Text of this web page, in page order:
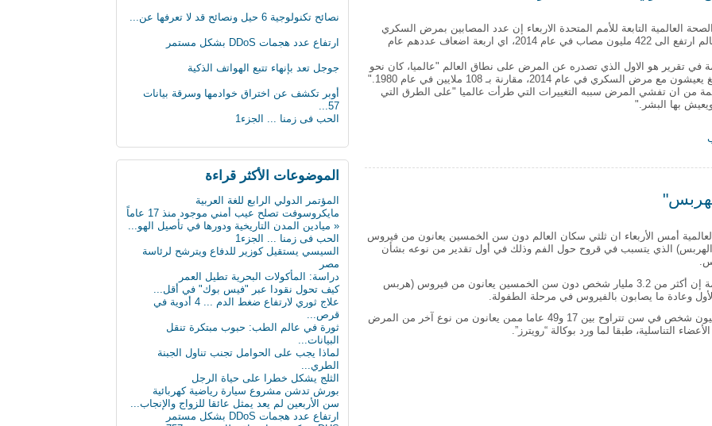
العالمية التابعة للأمم المتحدة الاربعاء إن عدد المصابين بمرض السكري
على نطاق العالم ارتفع الى 422 مليون مصاب في عام 2014، اي اربعة اضعاف عددهم عام
في تقرير هو الاول الذي تصدره عن المرض على نطاق العالم "عالميا، كان نحو
من ان تفشي المرض سببه التغييرات التي طرأت عالميا "على الطرق التي
بها البشر."
أمس الأربعاء ان ثلثي سكان العالم دون سن الخمسين يعانون من فيروس
الذي يتسبب في قروح حول الفم وذلك في أول تقدير من نوعه بشأن
و ذكرت دراسة للمنظمة إن أكثر من 3.2 مليار شخص دون سن الخمسين يعانون من فيروس (هربس
وعادة ما يصابون بالفيروس في مرحلة الطفولة.
يضاف إلى ذلك 417 مليون شخص في سن تتراوح بين 17 و49 عاما ممن يعانون من نوع آخر من المرض
التناسلية، طبقا لما ورد بوكالة “رويترز”.
ارتفاع عدد هجمات DDoS بشكل مستمر
جوجل تعد بإنهاء تتبع الهواتف الذكية
أوبر تكشف عن اختراق خوادمها وسرقة بيانات
الحب فى زمنا ... الجزء1
الثلج يشكل خطرا على حياة الرجل
بعد 3 عقود عدد الروبوتات سيفوق تعداد البشر
بن...
أول ساعة ذكية للمكفوفين.. تحسس الرسائل
على ال...
كيف تعطّل تحديث فيس بوك الذي أزعج الجميع؟
آلاف...
سن الأربعين لم يعد يمثل عائقا للزواج والإنجاب...
ثورة في عالم الطب: حبوب مبتكرة تنقل
البيانات...
علماء يابانيون يكشفون الرابط بين قلة النوم وا...
دماغك قد يقتلك بسبب السكر
8 حيل ذكية تجعل حياتك أسهل
« ميادين المدن التاريخية ودورها في تأصيل الهو...
ابتكار طبي يستخدم سائلا غير الدم لقياس
الموضوعات اﻷكثر قراءة
المؤتمر الدولي الرابع للغة العربية
مايكروسوفت تصلح عيب أمني موجود منذ 17 عاماً
« ميادين المدن التاريخية ودورها في تأصيل الهو...
الحب فى زمنا ... الجزء1
السيسي يستقيل كوزير للدفاع ويترشح لرئاسة
مصر
دراسة: المأكولات البحرية تطيل العمر
كيف تحول نقودا عبر "فيس بوك" في أقل...
علاج ثوري لارتفاع ضغط الدم ... 4 أدوية في
قرص...
ثورة في عالم الطب: حبوب مبتكرة تنقل
البيانات...
لماذا يجب على الحوامل تجنب تناول الجبنة
الطري...
الثلج يشكل خطرا على حياة الرجل
بورش تدشن مشروع سيارة رياضية كهربائية
سن الأربعين لم يعد يمثل عائقا للزواج والإنجاب...
ارتفاع عدد هجمات DDoS بشكل مستمر